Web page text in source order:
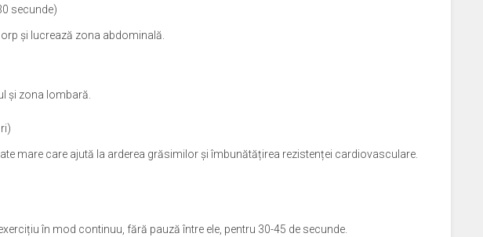
secunde)
și lucrează zona abdominală.
și zona lombară.
mare care ajută la arderea grăsimilor și îmbunătățirea rezistenței cardiovasculare.
în mod continuu, fără pauză între ele, pentru 30-45 de secunde.